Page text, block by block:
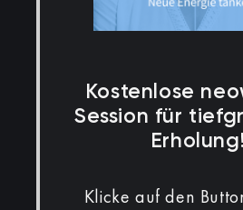
Kostenlose
Session für
Erholung!
Klicke auf den